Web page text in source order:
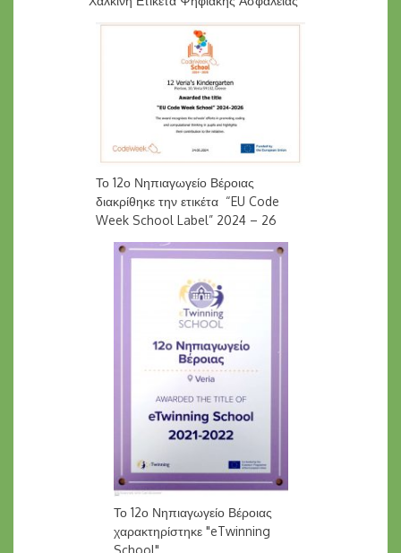
Το 12ο Νηπιαγωγείο Βέροιας
διακρίθηκε την ετικέτα “EU Code
Week School Label” 2024 – 26
Το 12ο Νηπιαγωγείο Βέροιας
χαρακτηρίστηκε "eTwinning
School"